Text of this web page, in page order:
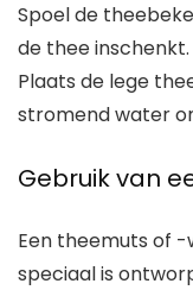
Spoel de
de thee inschenkt.
Plaats de lege
stromend water
Gebruik van
Een theemuts of
speciaal is